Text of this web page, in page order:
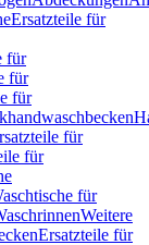
Ersatzteile für
für
für
für
für
für
für
Weitere
Ersatzteile für